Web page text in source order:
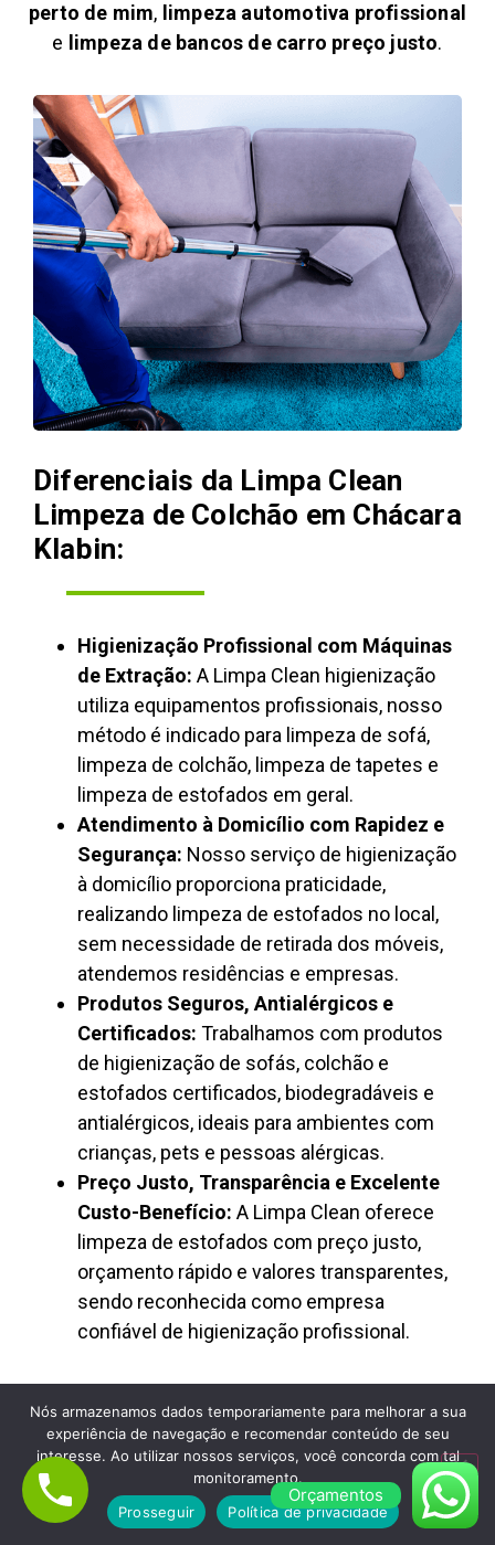
perto de mim, limpeza automotiva profissional
e limpeza de bancos de carro preço justo.
Diferenciais da Limpa Clean
Limpeza de Colchão em Chácara
Klabin:
Higienização Profissional com Máquinas
de Extração: A Limpa Clean higienização
utiliza equipamentos profissionais, nosso
método é indicado para limpeza de sofá,
limpeza de colchão, limpeza de tapetes e
limpeza de estofados em geral.
Atendimento à Domicílio com Rapidez e
Segurança: Nosso serviço de higienização
à domicílio proporciona praticidade,
realizando limpeza de estofados no local,
sem necessidade de retirada dos móveis,
atendemos residências e empresas.
Produtos Seguros, Antialérgicos e
Certificados: Trabalhamos com produtos
de higienização de sofás, colchão e
estofados certificados, biodegradáveis e
antialérgicos, ideais para ambientes com
crianças, pets e pessoas alérgicas.
Preço Justo, Transparência e Excelente
Custo-Benefício: A Limpa Clean oferece
limpeza de estofados com preço justo,
orçamento rápido e valores transparentes,
sendo reconhecida como empresa
confiável de higienização profissional.
Lavagem de Colchão à Seco em Chácara
Klabin
Orçamentos
Nós armazenamos dados temporariamente para melhorar a sua
experiência de navegação e recomendar conteúdo de seu
interesse. Ao utilizar nossos serviços, você concorda com tal
monitoramento.
Prosseguir
Política de privacidade